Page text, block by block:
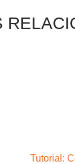
Tutorial: